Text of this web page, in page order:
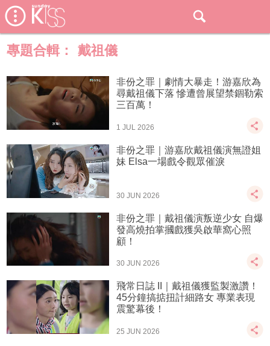
專題合輯： 戴祖儀
非份之罪｜劇情大暴走！游嘉欣為
尋戴祖儀下落 慘遭曾展望禁錮勒索
三百萬！
1 JUL 2026
非份之罪｜游嘉欣戴祖儀演無證姐
妹 Elsa一場戲令觀眾催淚
30 JUN 2026
非份之罪｜戴祖儀演叛逆少女 自爆
發高燒拍掌摑戲獲吳啟華窩心照
顧！
30 JUN 2026
飛常日誌 II｜戴祖儀獲監製激讚！
45分鐘搞掂扭計細路女 專業表現
震驚幕後！
25 JUN 2026